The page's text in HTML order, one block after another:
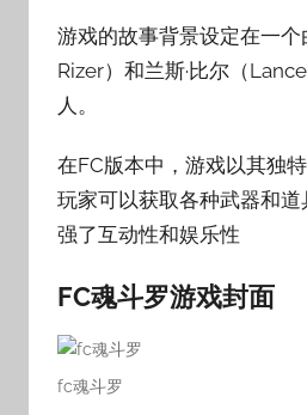
游戏的故事背景设定在一
Rizer）和兰斯·比尔（
人。
在FC版本中，游戏以其独
玩家可以获取各种武器和
强了互动性和娱乐性
FC魂斗罗游戏封面
fc魂斗罗